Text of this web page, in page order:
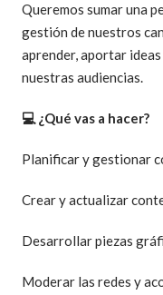
Queremos sumar una
gestión de nuestros
aprender, aportar
nuestras audiencias.
💻 ¿Qué vas a hacer?
Planificar y gestionar
Crear y actualizar
Desarrollar piezas
Moderar las redes y